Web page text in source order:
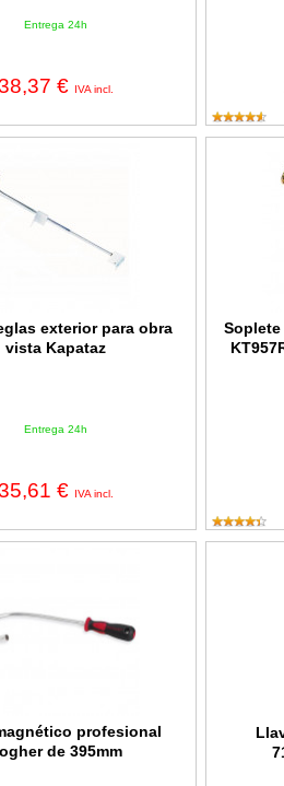
Entrega 24h
€ IVA incl.
exterior para obra
vista Kapataz
Entrega 24h
€ IVA incl.
Soplete
profesional
de 395mm
Llave de